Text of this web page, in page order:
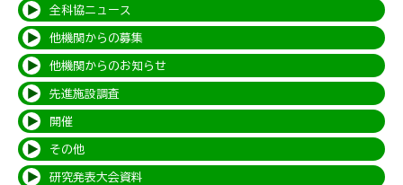
全科協ニュース
他機関からの募集
他機関からのお知らせ
先進施設調査
開催
その他
研究発表大会資料